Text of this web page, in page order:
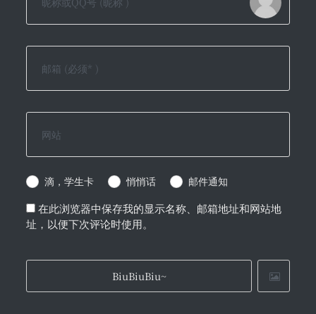
滴，学生卡 悄悄话 邮件通知
在此浏览器中保存我的显示名称、邮箱地址和网站地
址，以便下次评论时使用。